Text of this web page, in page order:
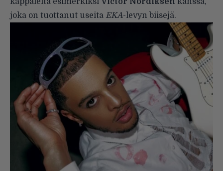
joka on tuottanut useita EKA-levyn biisejä.